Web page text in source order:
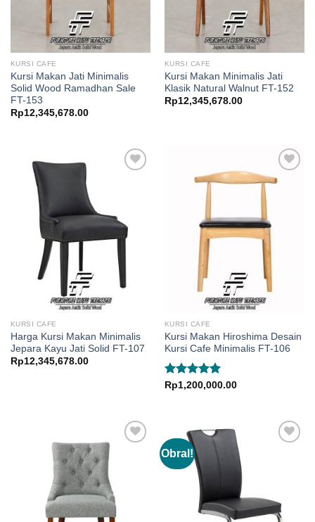
KURSI CAFE
Kursi Makan Jati Minimalis
Solid Wood Ramadhan Sale
FT-153
Rp12,345,678.00
KURSI CAFE
Kursi Makan Minimalis Jati
Klasik Natural Walnut FT-152
Rp12,345,678.00
KURSI CAFE
Harga Kursi Makan Minimalis
Jepara Kayu Jati Solid FT-107
Rp12,345,678.00
KURSI CAFE
Kursi Makan Hiroshima Desain
Kursi Cafe Minimalis FT-106
Dinilai5.00
Rp1,200,000.00
Obral!